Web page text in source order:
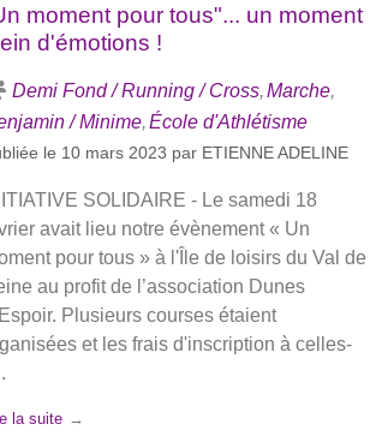
moment pour tous"... un moment
d'émotions !
Demi Fond / Running / Cross Marche
/ Minime École d'Athlétisme
le 10 mars 2023 par ETIENNE ADELINE
SOLIDAIRE - Le samedi 18
avait lieu notre évènement « Un
pour tous » à l'Île de loisirs du Val de
au profit de l’association Dunes
Plusieurs courses étaient
et les frais d'inscription à celles-
la suite